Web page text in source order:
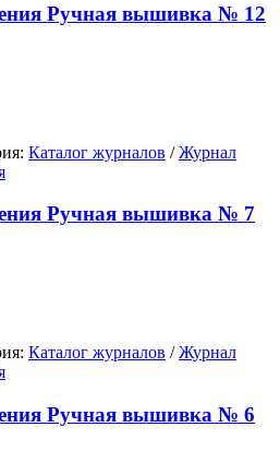
Ручная вышивка № 12
Каталог журналов /Журнал
Ручная вышивка № 7
Каталог журналов /Журнал
Ручная вышивка № 6